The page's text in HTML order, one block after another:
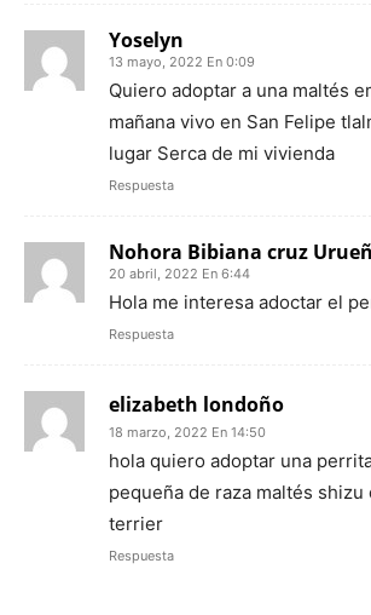
Yoselyn
13 mayo, 2022 En 0:09
Quiero adoptar a una maltés
mañana vivo en San Felipe
lugar Serca de mi vivienda
Respuesta
Nohora Bibiana cruz
20 abril, 2022 En 6:44
Hola me interesa adoctar el
Respuesta
elizabeth londoño
18 marzo, 2022 En 14:50
hola quiero adoptar una
pequeña de raza maltés shizu
terrier
Respuesta